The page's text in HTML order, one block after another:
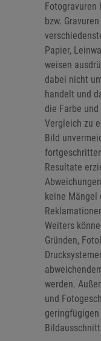
Fotogravuren
bzw.
Papier,
weisen
dabei nicht
handelt und
die Farbe
Vergleich zu
Bild
Resultate
keine Mängel
Weiters
Gründen,
werden.
und